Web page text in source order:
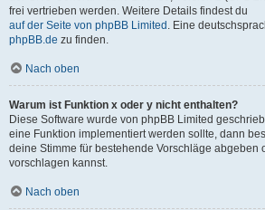
frei vertrieben werden. Weitere Details findest du
auf der Seite von phpBB Limited . Eine
phpBB.de zu finden.
Nach oben
Warum ist Funktion x oder y nicht enthalten?
Diese Software wurde von phpBB Limited
eine Funktion implementiert werden sollte, dann
deine Stimme für bestehende Vorschläge abgeben
vorschlagen kannst.
Nach oben